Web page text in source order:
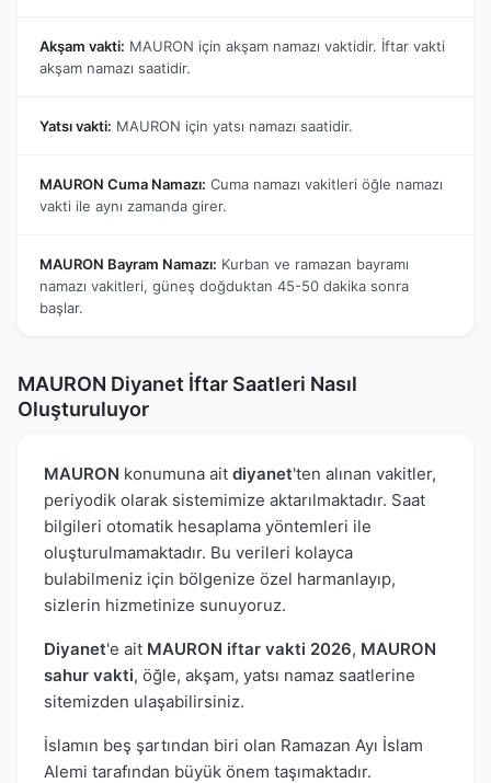
Akşam vakti: MAURON için akşam namazı vaktidir. İftar vakti
akşam namazı saatidir.
Yatsı vakti: MAURON için yatsı namazı saatidir.
MAURON Cuma Namazı: Cuma namazı vakitleri öğle namazı
vakti ile aynı zamanda girer.
MAURON Bayram Namazı: Kurban ve ramazan bayramı
namazı vakitleri, güneş doğduktan 45-50 dakika sonra
başlar.
MAURON Diyanet İftar Saatleri Nasıl
Oluşturuluyor
MAURON konumuna ait diyanet'ten alınan vakitler,
periyodik olarak sistemimize aktarılmaktadır. Saat
bilgileri otomatik hesaplama yöntemleri ile
oluşturulmamaktadır. Bu verileri kolayca
bulabilmeniz için bölgenize özel harmanlayıp,
sizlerin hizmetinize sunuyoruz.
Diyanet'e ait MAURON iftar vakti 2026, MAURON
sahur vakti, öğle, akşam, yatsı namaz saatlerine
sitemizden ulaşabilirsiniz.
İslamın beş şartından biri olan Ramazan Ayı İslam
Alemi tarafından büyük önem taşımaktadır.